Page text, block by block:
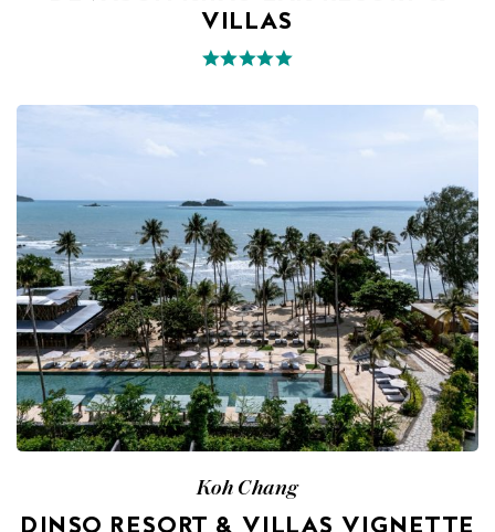
VILLAS
Koh Chang
DINSO RESORT & VILLAS VIGNETTE